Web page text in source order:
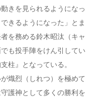
きを見られるようになっ
きるようになった」とま
を務める鈴木昭汰（キャ
も投手陣をけん引してい
柱』となっている。
熾烈（しれつ）を極めて
護神として多くの勝利を